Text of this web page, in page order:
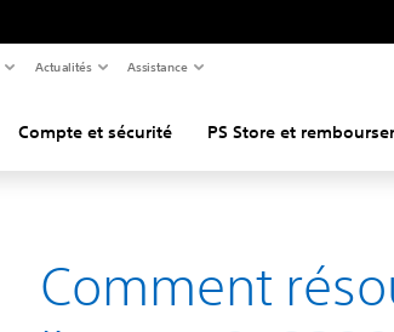
Actualités Assistance
Compte et sécurité PS Store et
Comment